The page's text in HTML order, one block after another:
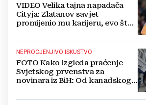
VIDEO Velika tajna napadača
Cityja: Zlatanov savjet
promijenio mu karijeru, evo što
NEPROCJENJIVO ISKUSTVO
FOTO Kako izgleda praćenje
Svjetskog prvenstva za
novinara iz BiH: Od kanadskog